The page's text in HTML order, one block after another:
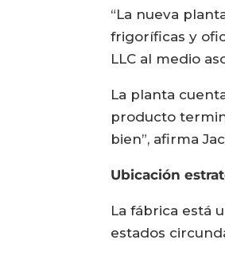
“La nueva
frigoríficas y
LLC al medio
La planta
producto
bien”, afirma
Ubicación
La fábrica está
estados